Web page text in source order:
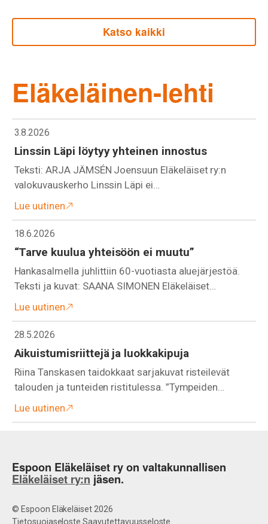
Katso kaikki
Eläkeläinen-lehti
3.8.2026
Linssin Läpi löytyy yhteinen innostus
Teksti: ARJA JÄMSÉN Joensuun Eläkeläiset ry:n
valokuvauskerho Linssin Läpi ei…
Lue uutinen
18.6.2026
“Tarve kuulua yhteisöön ei muutu”
Hankasalmella juhlittiin 60-vuotiasta aluejärjestöä.
Teksti ja kuvat: SAANA SIMONEN Eläkeläiset…
Lue uutinen
28.5.2026
Aikuistumisriittejä ja luokkakipuja
Riina Tanskasen taidokkaat sarjakuvat risteilevät
talouden ja tunteiden ristitulessa. ”Tympeiden…
Lue uutinen
Espoon Eläkeläiset ry on valtakunnallisen
Eläkeläiset ry:n jäsen.
© Espoon Eläkeläiset 2026
Tietosuojaseloste Saavutettavuusseloste